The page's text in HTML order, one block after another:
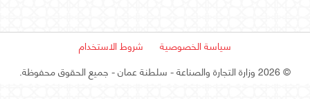
سياسة الخصوصية
شروط الاستخدام
©2026 وزارة التجارة والصناعة - سلطنة عمان - جميع الحقوق محفوظة.